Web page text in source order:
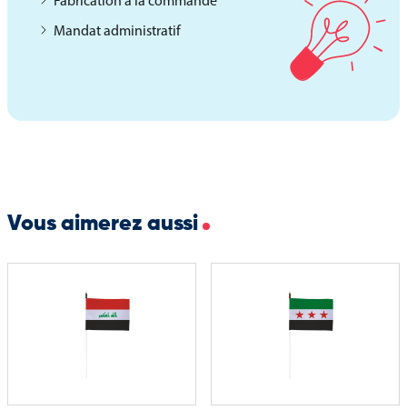
Socles 2, 3 ou 5 trous pour composer un ensemble de plusieurs
un pavoisement thématique.
Mandat administratif
Vous aimerez aussi